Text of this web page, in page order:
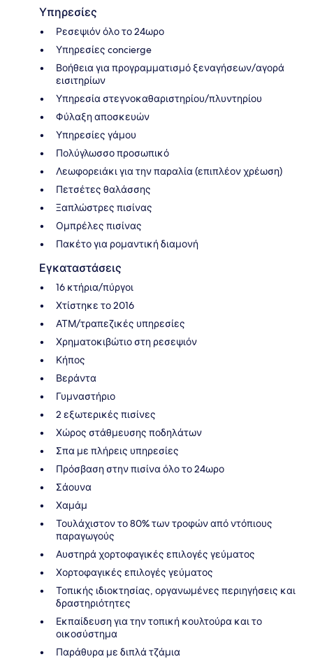
Υπηρεσίες
Ρεσεψιόν όλο το 24ωρο
Υπηρεσίες concierge
Βοήθεια για προγραμματισμό ξεναγήσεων/αγορά
εισιτηρίων
Υπηρεσία στεγνοκαθαριστηρίου/πλυντηρίου
Φύλαξη αποσκευών
Υπηρεσίες γάμου
Πολύγλωσσο προσωπικό
Λεωφορειάκι για την παραλία (επιπλέον χρέωση)
Πετσέτες θαλάσσης
Ξαπλώστρες πισίνας
Ομπρέλες πισίνας
Πακέτο για ρομαντική διαμονή
Εγκαταστάσεις
16 κτήρια/πύργοι
Χτίστηκε το 2016
ΑΤΜ/τραπεζικές υπηρεσίες
Χρηματοκιβώτιο στη ρεσεψιόν
Κήπος
Βεράντα
Γυμναστήριο
2 εξωτερικές πισίνες
Χώρος στάθμευσης ποδηλάτων
Σπα με πλήρεις υπηρεσίες
Πρόσβαση στην πισίνα όλο το 24ωρο
Σάουνα
Χαμάμ
Τουλάχιστον το 80% των τροφών από ντόπιους
παραγωγούς
Αυστηρά χορτοφαγικές επιλογές γεύματος
Χορτοφαγικές επιλογές γεύματος
Τοπικής ιδιοκτησίας, οργανωμένες περιηγήσεις και
δραστηριότητες
Εκπαίδευση για την τοπική κουλτούρα και το
οικοσύστημα
Παράθυρα με διπλά τζάμια